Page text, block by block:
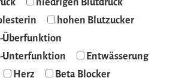
niedrigen Blutdruck
hohen Blutzucker
Überfunktion
Unterfunktion
Entwässerung
Herz
Beta Blocker